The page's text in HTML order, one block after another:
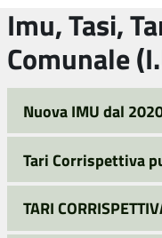
Imu, Tasi,
Comunale
Nuova IMU dal
Tari Corrispettiva
TARI